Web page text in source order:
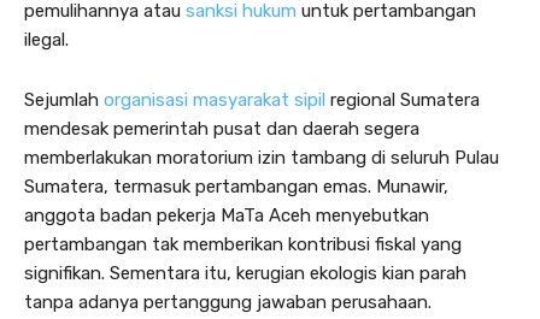
pemulihannya atau sanksi hukum untuk pertambangan
ilegal.
Sejumlah organisasi masyarakat sipil regional Sumatera
mendesak pemerintah pusat dan daerah segera
memberlakukan moratorium izin tambang di seluruh Pulau
Sumatera, termasuk pertambangan emas. Munawir,
anggota badan pekerja MaTa Aceh menyebutkan
pertambangan tak memberikan kontribusi fiskal yang
signifikan. Sementara itu, kerugian ekologis kian parah
tanpa adanya pertanggung jawaban perusahaan.